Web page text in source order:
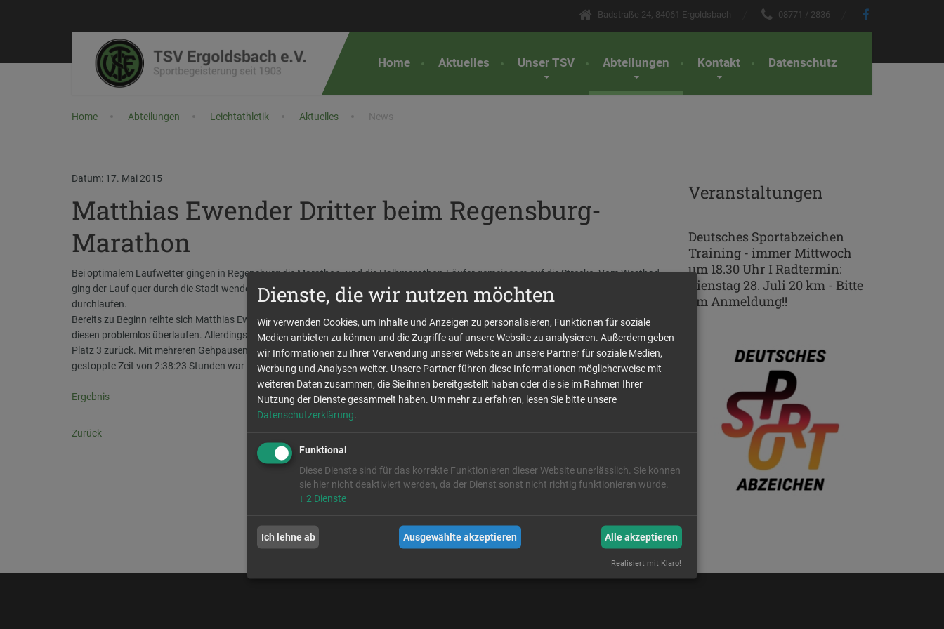
Badstraße 24, 84061 Ergoldsbach 08771 / 2836
Home Aktuelles Unser TSV Abteilungen Kontakt Datenschutz
Home Abteilungen Leichtathletik Aktuelles News
Datum: 17. Mai 2015
Matthias Ewender Dritter beim Regensburg-
Marathon
Bei optimalem Laufwetter gingen in Regensburg die Marathon- und die Halbmarathon-Läufer gemeinsam auf die Strecke. Vom Westbad
ging der Lauf quer durch die Stadt wendete im Regensburger Osten und führte wieder zurück. Die Marathonis hatten den Kurs zweimal zu
durchlaufen.
Bereits zu Beginn reihte sich Matthias Ewender auf Rang 3 ein, konnte aber bei Kilometer 27 auf den Zweitplatzierten aufschliessen und
diesen problemlos überlaufen. Allerdings hatte er auf den letzten Kilometern mit starken Krämpfen zu kämpfen und fiel so wieder auf
Platz 3 zurück. Mit mehreren Gehpausen erreichte er schließlich hauchdünn vor dem heranstürmenden Viertplatzierten das Ziel. Die
gestoppte Zeit von 2:38:23 Stunden war dann eher zweitrangig.
Ergebnis
Zurück
Veranstaltungen
Deutsches Sportabzeichen
Training - immer Mittwoch
um 18.30 Uhr I Radtermin:
Dienstag 28. Juli 20 km - Bitte
um Anmeldung!!
Dienste, die wir nutzen möchten
Wir verwenden Cookies, um Inhalte und Anzeigen zu personalisieren, Funktionen für soziale
Medien anbieten zu können und die Zugriffe auf unsere Website zu analysieren. Außerdem geben
wir Informationen zu Ihrer Verwendung unserer Website an unsere Partner für soziale Medien,
Werbung und Analysen weiter. Unsere Partner führen diese Informationen möglicherweise mit
weiteren Daten zusammen, die Sie ihnen bereitgestellt haben oder die sie im Rahmen Ihrer
Nutzung der Dienste gesammelt haben. Um mehr zu erfahren, lesen Sie bitte unsere
Datenschutzerklärung.
Funktional
Diese Dienste sind für das korrekte Funktionieren dieser Website unerlässlich. Sie können
sie hier nicht deaktiviert werden, da der Dienst sonst nicht richtig funktionieren würde.
↓ 2 Dienste
Ich lehne ab Ausgewählte akzeptieren Alle akzeptieren
Realisiert mit Klaro!